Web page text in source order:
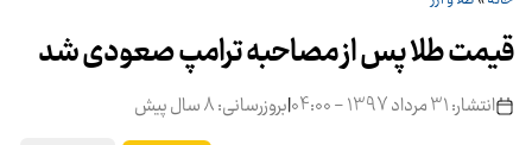
قیمت طلا پس از مصاحبه ترامپ صعودی شد
انتشار: 31 مرداد 1397 - 04:00 |بروزرسانی: 8 سال پیش